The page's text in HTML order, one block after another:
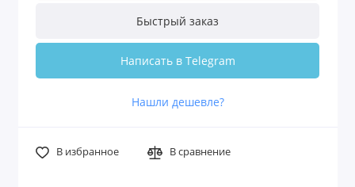
Быстрый заказ
Написать в Telegram
Нашли дешевле?
В избранное В сравнение